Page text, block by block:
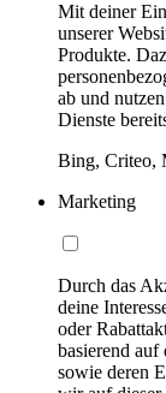
Mit deiner
unserer
Produkte.
ab und
Dienste
Bing, Criteo,
Marketing
Durch das
deine
oder
basierend
sowie deren